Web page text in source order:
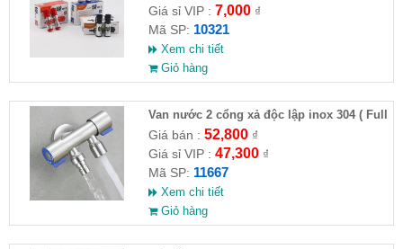
Giá sỉ VIP : 7,000₫
Mã SP: 10321
Xem chi tiết
Giỏ hàng
Van nước 2 cổng xả độc lập inox 304 ( Full
VAT )
Giá bán : 52,800₫
Giá sỉ VIP : 47,300₫
Mã SP: 11667
Xem chi tiết
Giỏ hàng